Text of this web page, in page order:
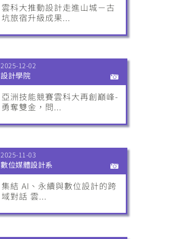
雲科大推動設計走進山城－古
坑旅宿升級成果...
2025-12-02
設計學院
亞洲技能競賽雲科大再創巔峰-
勇奪雙金，問...
2025-11-03
數位媒體設計系
集結 AI、永續與數位設計的跨
域對話 雲...